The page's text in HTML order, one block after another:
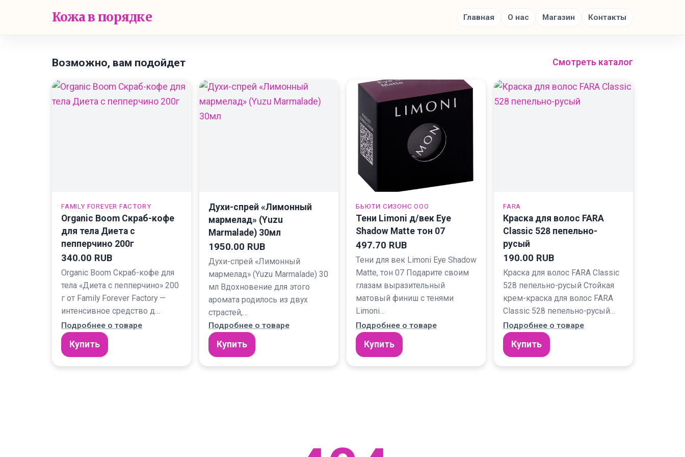
Кожа в порядке Главная О нас Магазин Контакты
Возможно, вам подойдет Смотреть каталог
FAMILY FOREVER FACTORY
Organic Boom Скраб-кофе
для тела Диета с
пепперчино 200г
340.00 RUB
Organic Boom Скраб-кофе для
тела «Диета с пепперчино» 200
г от Family Forever Factory —
интенсивное средство д…
Подробнее о товаре
Купить
Духи-спрей «Лимонный
мармелад» (Yuzu
Marmalade) 30мл
1950.00 RUB
Духи-спрей «Лимонный
мармелад» (Yuzu Marmalade) 30
мл Вдохновение для этого
аромата родилось из двух
страстей,…
Подробнее о товаре
Купить
БЬЮТИ СИЗОНС ООО
Тени Limoni д/век Eye
Shadow Matte тон 07
497.70 RUB
Тени для век Limoni Eye Shadow
Matte, тон 07 Подарите своим
глазам выразительный
матовый финиш с тенями
Limoni…
Подробнее о товаре
Купить
FARA
Краска для волос FARA
Classic 528 пепельно-
русый
190.00 RUB
Краска для волос FARA Classic
528 пепельно-русый Стойкая
крем-краска для волос FARA
Classic 528 пепельно-русый…
Подробнее о товаре
Купить